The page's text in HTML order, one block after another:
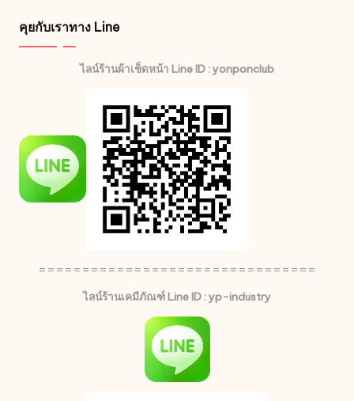
คุยกับเราทาง Line
ไลน์ร้านผ้าเช็ดหน้า Line ID : yonponclub
================================
ไลน์ร้านเคมีภัณฑ์ Line ID : yp-industry